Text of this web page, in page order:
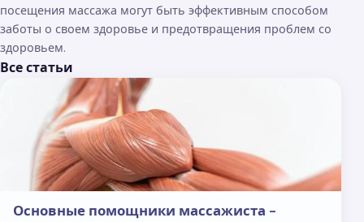
посещения массажа могут быть эффективным способом
заботы о своем здоровье и предотвращения проблем со
здоровьем.
Все статьи
Основные помощники массажиста -